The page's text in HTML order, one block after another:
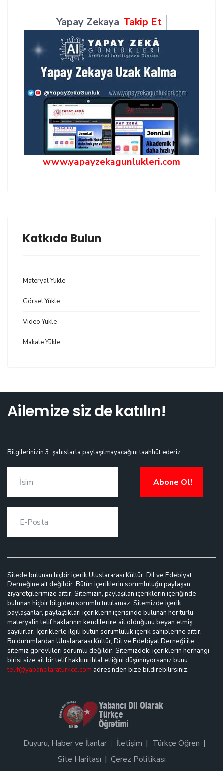
Yapay Zekaya Takip Et
www.yapayzekagunlukleri.com
Katkıda Bulun
Materyal Yükle
Görsel Yükle
Video Yükle
Makale Yükle
Ailemize siz de katılın!
Bilgilerinizin 3. şahıslarla paylaşılmayacağını taahhüt ederiz.
Abone Ol!
Sitede bulunan hiçbir içerik Uluslararası Kültür, Dil ve Edebiyat
Derneğine ait değildir. Bütün içeriklerin sorumluluğu paylaşan
ziyaretçilerimize aittir. Sitemizin, paylaşılan içeriklerin içeriğinde
bulunan hiçbir bilgiden sorumlu tutulamaz. Sitemizde içerik
paylaşanlar, paylaştıkları içeriklerin içerisinde bulunan her türlü
materyalin telif haklarının kendilerine ait olduğunu beyan etmiş
sayılırlar. İçeriklerle ilgili bütün sorumluluk içerik sahiplerine aittir.
Bu durumlardan Uluslararası Kültür, Dil ve Edebiyat Derneği ile
sitemiz görevlileri sorumlu değildir. Sitemizdeki içeriklerin herhangi
birisi size ait bir telif hakkını ihlal ettiğini düşünüyorsanız bunu
telif@yabancilaraturkce.com adresinden bize bildirebilirsiniz.
Duyuru, Haber ve İlanlar İletişim
Türkçe Öğren
Site Haritası
Çerez Politikası